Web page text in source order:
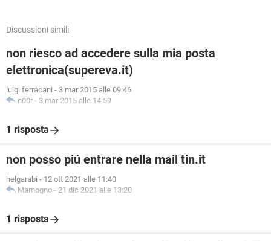
Discussioni simili
non riesco ad accedere sulla mia posta
elettronica(supereva.it)
luigi ferracani - 3 mar 2015 alle 09:46
n00r - 3 mar 2015 alle 14:59
1 risposta
non posso piú entrare nella mail tin.it
helgarabi - 12 ott 2021 alle 11:40
Mamogno - 21 dic 2021 alle 13:20
1 risposta